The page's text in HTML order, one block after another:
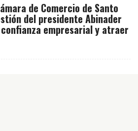
de Comercio de Santo
del presidente Abinader
empresarial y atraer